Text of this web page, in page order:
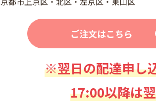
ご注文はこちら
※翌日の配達申し
17:00以降は